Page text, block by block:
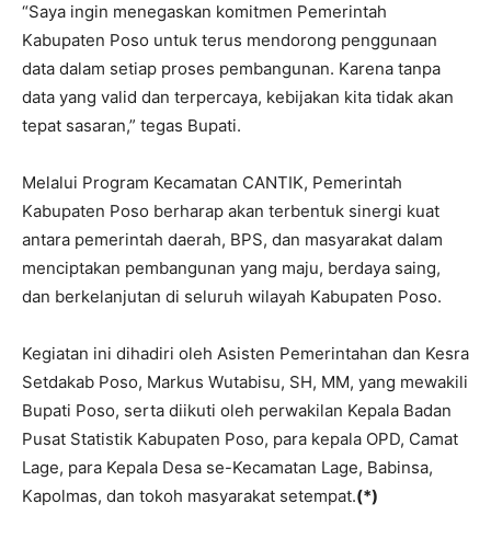
“Saya ingin menegaskan komitmen Pemerintah
Kabupaten Poso untuk terus mendorong penggunaan
data dalam setiap proses pembangunan. Karena tanpa
data yang valid dan terpercaya, kebijakan kita tidak akan
tepat sasaran,” tegas Bupati.
Melalui Program Kecamatan CANTIK, Pemerintah
Kabupaten Poso berharap akan terbentuk sinergi kuat
antara pemerintah daerah, BPS, dan masyarakat dalam
menciptakan pembangunan yang maju, berdaya saing,
dan berkelanjutan di seluruh wilayah Kabupaten Poso.
Kegiatan ini dihadiri oleh Asisten Pemerintahan dan Kesra
Setdakab Poso, Markus Wutabisu, SH, MM, yang mewakili
Bupati Poso, serta diikuti oleh perwakilan Kepala Badan
Pusat Statistik Kabupaten Poso, para kepala OPD, Camat
Lage, para Kepala Desa se-Kecamatan Lage, Babinsa,
Kapolmas, dan tokoh masyarakat setempat.(*)